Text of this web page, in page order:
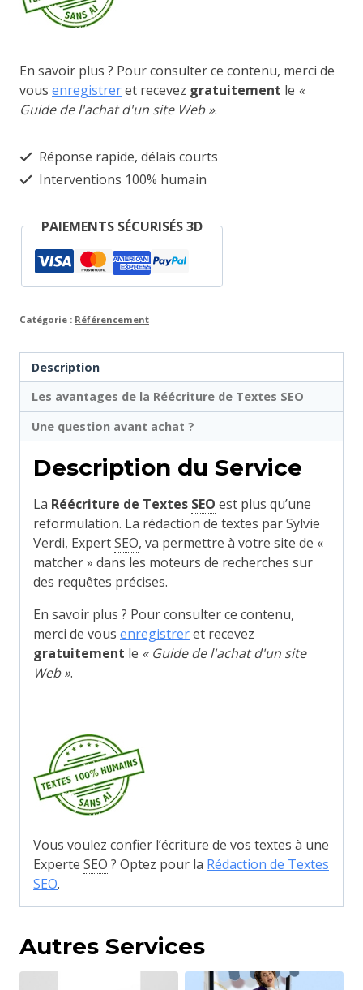
En savoir plus ? Pour consulter ce contenu, merci de
vous enregistreret recevez gratuitement le «
Guide de l'achat d'un site Web ».
Réponse rapide, délais courts
Interventions 100% humain
PAIEMENTS SÉCURISÉS 3D
Catégorie : Référencement
Description
Les avantages de la Réécriture de Textes SEO
Une question avant achat ?
Description du Service
La Réécriture de Textes SEO est plus qu’une
reformulation. La rédaction de textes par Sylvie
Verdi, ExpertSEO, va permettre à votre site de «
matcher » dans les moteurs de recherches sur
des requêtes précises.
En savoir plus ? Pour consulter ce contenu,
merci de vous enregistreret recevez
gratuitement le « Guide de l'achat d'un site
Web ».
Vous voulez confier l’écriture de vos textes à une
Experte SEO ? Optez pour la Rédaction de Textes
SEO.
Autres Services